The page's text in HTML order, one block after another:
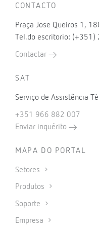
CONTACTO
Praça Jose Queiros 1,
Tel.do escritorio:
Contactar
SAT
Serviço de Assistência
+351 966 882 007
Enviar inquérito
MAPA DO PORTAL
Setores
Produtos
Soporte
Empresa